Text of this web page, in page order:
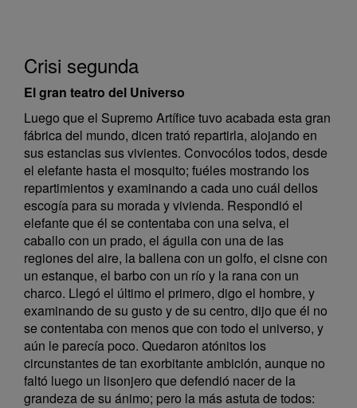
Crisi segunda
El gran teatro del Universo
Luego que el Supremo Artífice tuvo acabada esta gran
fábrica del mundo, dicen trató repartirla, alojando en
sus estancias sus vivientes. Convocólos todos, desde
el elefante hasta el mosquito; fuéles mostrando los
repartimientos y examinando a cada uno cuál dellos
escogía para su morada y vivienda. Respondió el
elefante que él se contentaba con una selva, el
caballo con un prado, el águila con una de las
regiones del aire, la ballena con un golfo, el cisne con
un estanque, el barbo con un río y la rana con un
charco. Llegó el último el primero, digo el hombre, y
examinando de su gusto y de su centro, dijo que él no
se contentaba con menos que con todo el universo, y
aún le parecía poco. Quedaron atónitos los
circunstantes de tan exorbitante ambición, aunque no
faltó luego un lisonjero que defendió nacer de la
grandeza de su ánimo; pero la más astuta de todos: